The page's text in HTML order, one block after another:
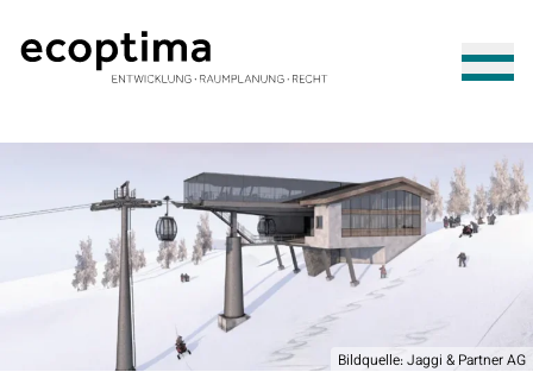
Bildquelle: Jaggi & Partner AG